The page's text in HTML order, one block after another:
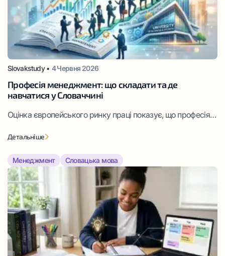
Slovakstudy • 4 Червня 2026
Професія менеджмент: що складати та де
навчатися у Словаччині
Оцінка європейського ринку праці показує, що професія
актуальних, завдяки своїй практичній значущості та
потребує кожен сучасний бізнес.
Детальніше
Менеджмент Словацька мова